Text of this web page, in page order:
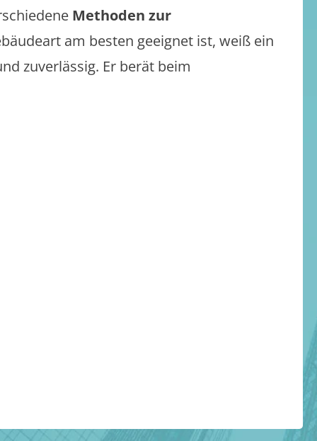
Methoden zur
am besten geeignet ist, weiß ein
zuverlässig. Er berät beim